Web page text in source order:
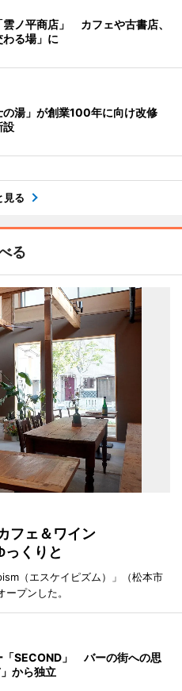
ノ平商店」 カフェや古書店、
わる場」に
の湯」が創業100年に向け改修
設
見る
る
フェ＆ワイン
くりと
（エスケイピズム）」（松本市
プンした。
「SECOND」 バーの街への思
から独立